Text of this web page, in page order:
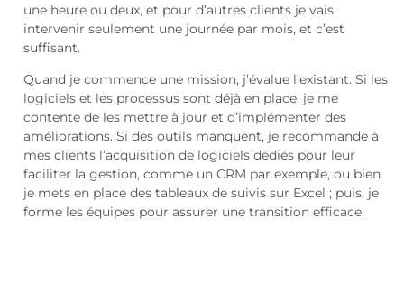
une heure ou deux, et pour d’autres clients je vais
intervenir seulement une journée par mois, et c’est
suffisant.
Quand je commence une mission, j’évalue l’existant. Si les
logiciels et les processus sont déjà en place, je me
contente de les mettre à jour et d’implémenter des
améliorations. Si des outils manquent, je recommande à
mes clients l’acquisition de logiciels dédiés pour leur
faciliter la gestion, comme un CRM par exemple, ou bien
je mets en place des tableaux de suivis sur Excel ; puis, je
forme les équipes pour assurer une transition efficace.